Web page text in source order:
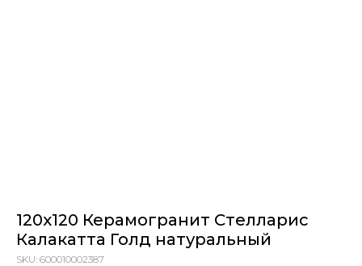
120x120 Керамогранит Стелларис
Калакатта Голд натуральный
SKU: 600010002387